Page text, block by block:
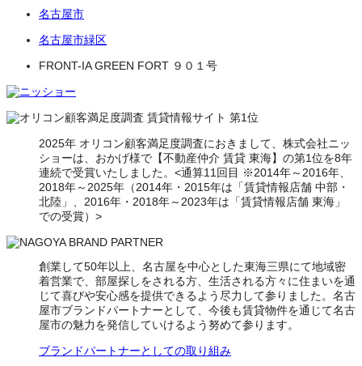
名古屋市
名古屋市緑区
FRONT-IA GREEN FORT ９０１号
2025年 オリコン顧客満足度調査におきまして、株式会社ニッ
ショーは、おかげ様で【不動産仲介 賃貸 東海】の第1位を8年
連続で受賞いたしました。<通算11回目 ※2014年～2016年、
2018年～2025年（2014年・2015年は「賃貸情報店舗 中部・
北陸」、2016年・2018年～2023年は「賃貸情報店舗 東海」
での受賞）>
創業して50年以上、名古屋を中心とした東海三県にて地域密
着営業で、部屋探しをされる方、生活される方々に住まいを通
じて喜びや安心感を提供できるよう尽力して参りました。名古
屋市ブランドパートナーとして、今後も賃貸物件を通じて名古
屋市の魅力を発信していけるよう努めて参ります。
ブランドパートナーとしての取り組み